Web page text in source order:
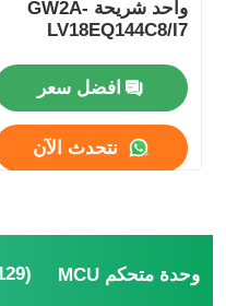
مكونات الكترونية
واحد شريحة GW2A-
LV18EQ144C8/I7
افضل سعر
نتحدث الآن
وحدة متحكم MCU (129)